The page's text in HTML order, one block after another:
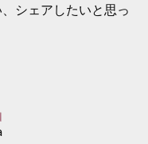
シェアしたいと思っ